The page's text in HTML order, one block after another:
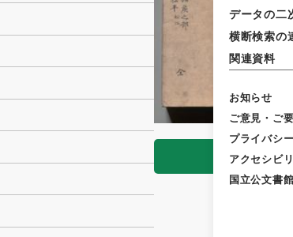
データの二
横断検索の
関連資料
お知らせ
ご意見・ご
プライバシ
アクセシビ
国立公文書